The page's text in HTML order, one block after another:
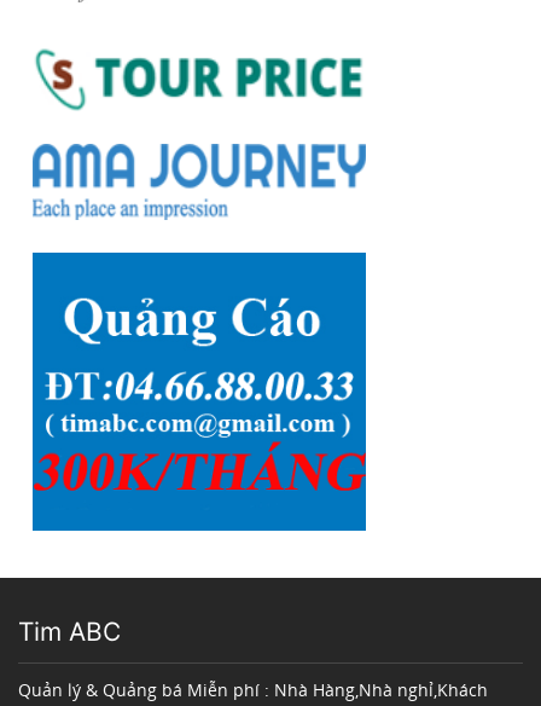
Tim ABC
Quản lý & Quảng bá Miễn phí : Nhà Hàng,Nhà nghỉ,Khách